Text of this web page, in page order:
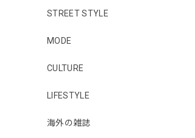
STREET STYLE
MODE
CULTURE
LIFESTYLE
海外の雑誌